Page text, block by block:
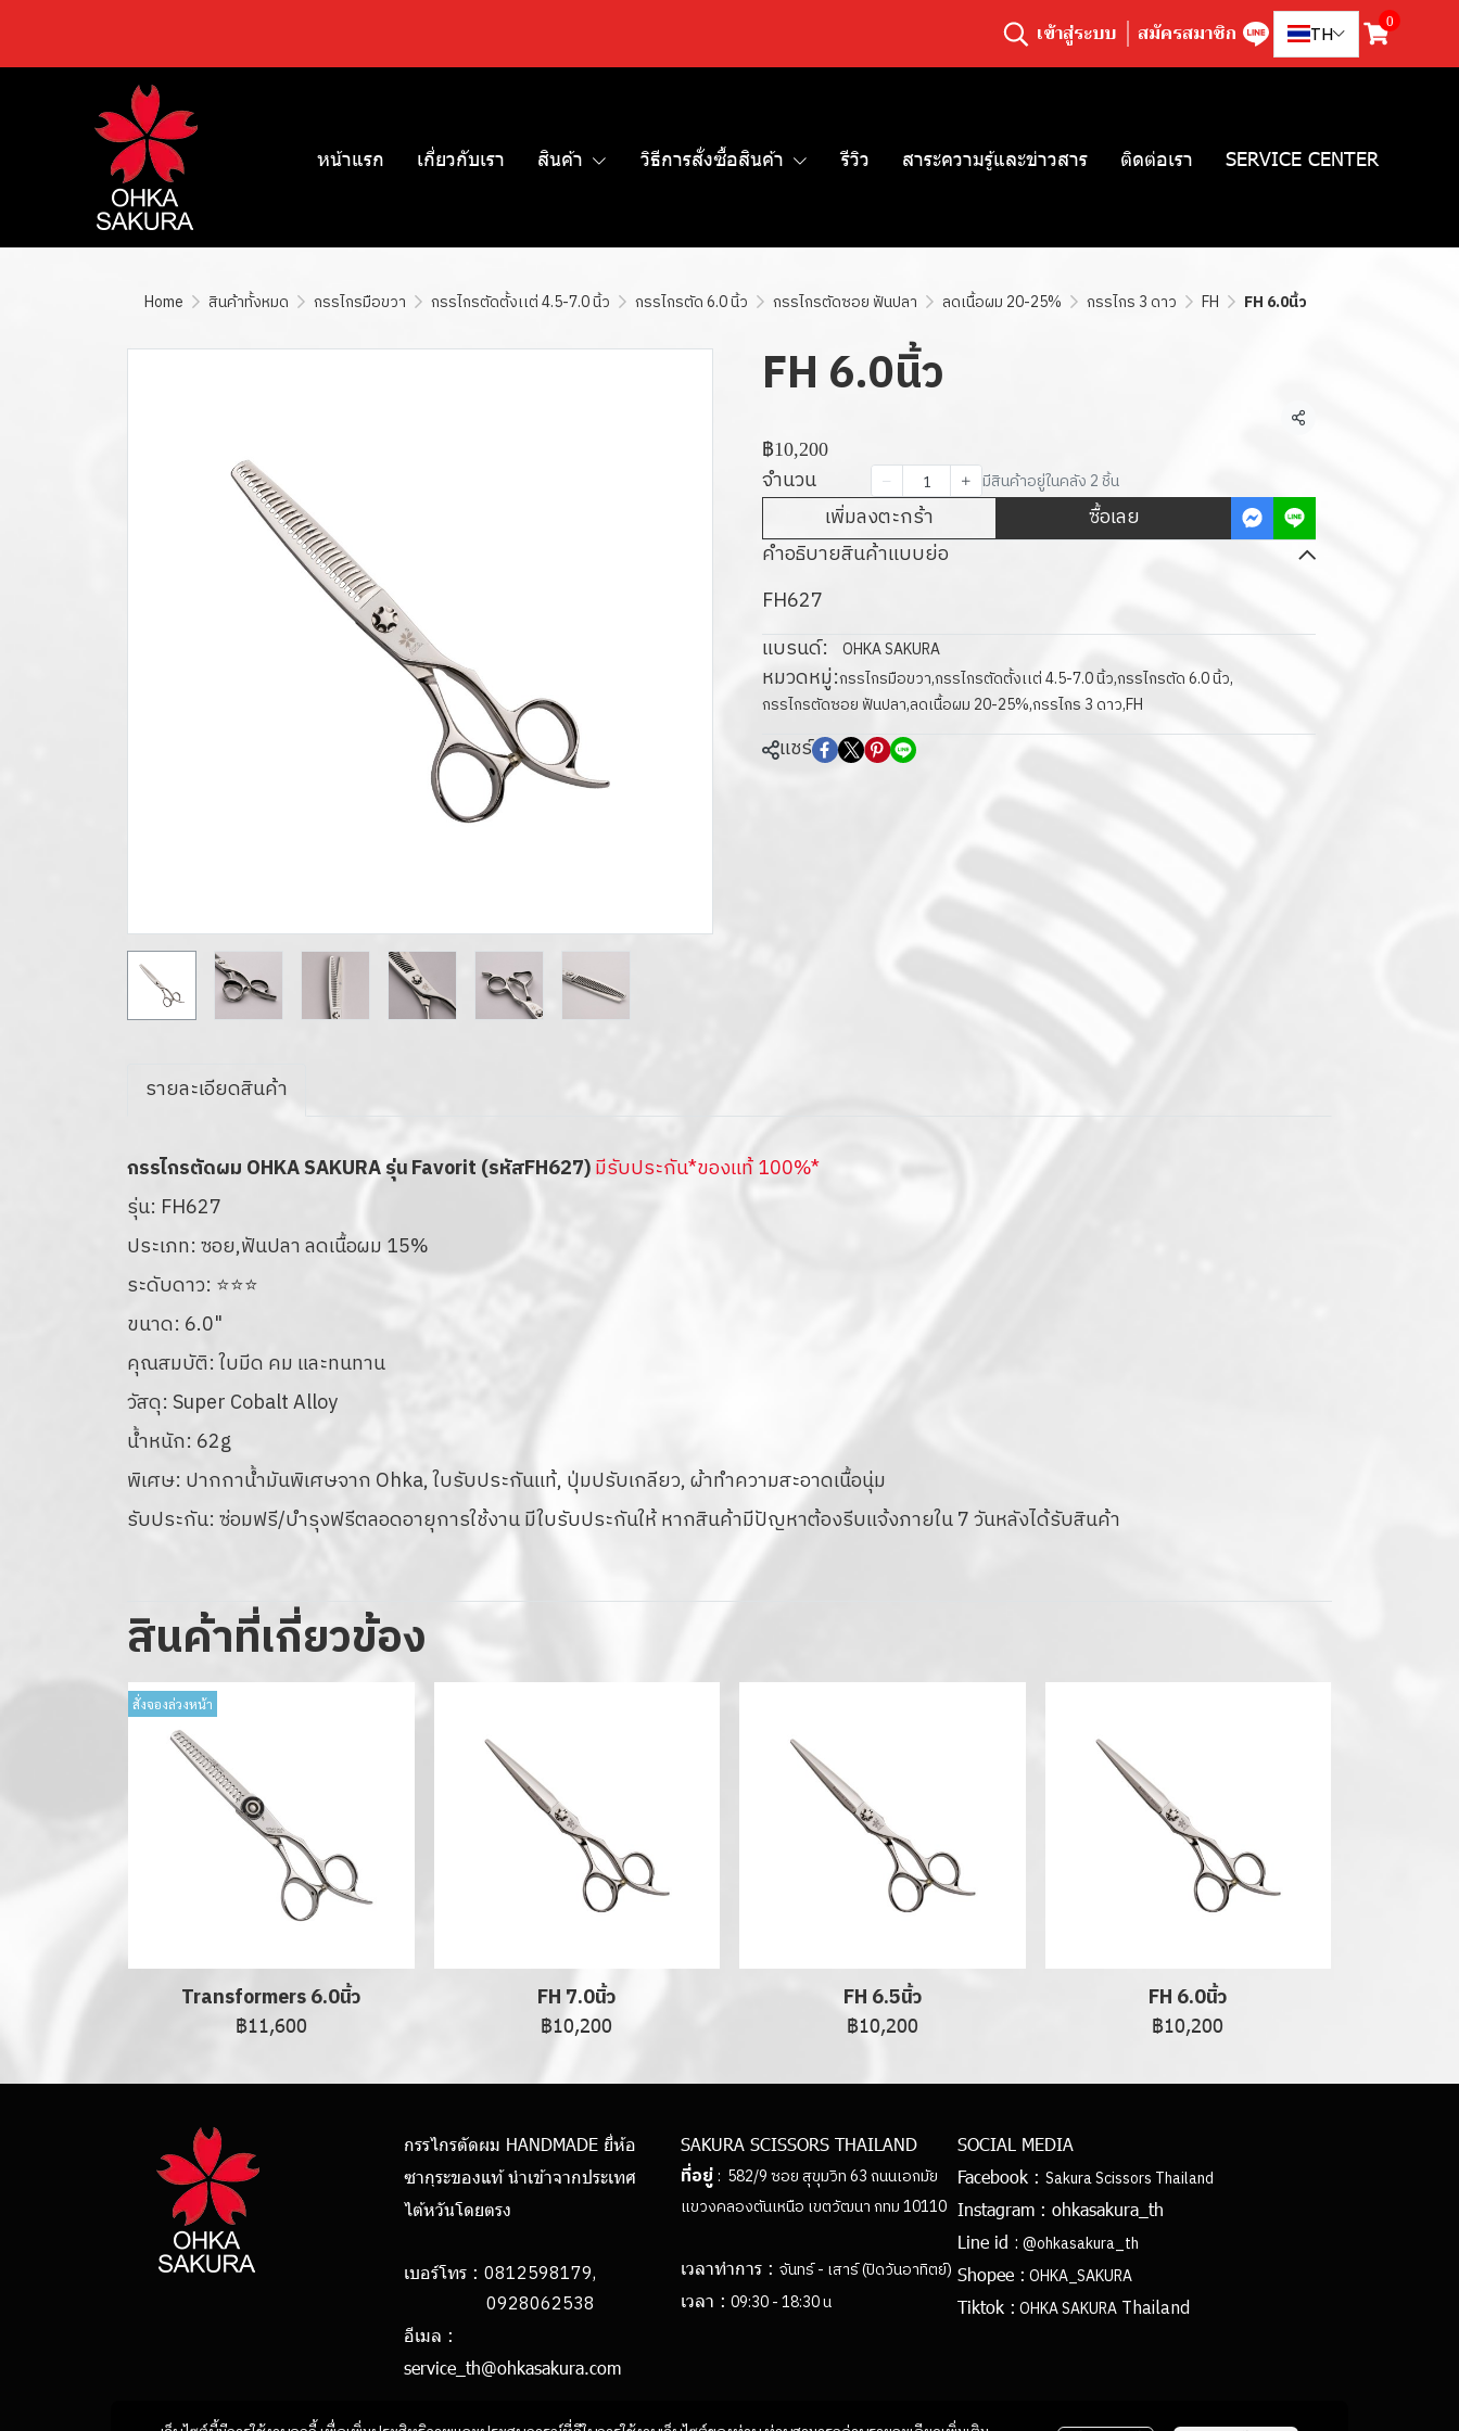
เข้าสู่ระบบ สมัครสมาชิก TH
0
หน้าแรก เกี่ยวกับเรา สินค้า วิธีการสั่งซื้อสินค้า รีวิว สาระความรู้และข่าวสาร ติดต่อเรา SERVICE CENTER
Home สินค้าทั้งหมด กรรไกรมือขวา กรรไกรตัดตั้งเเต่ 4.5-7.0 นิ้ว กรรไกรตัด 6.0 นิ้ว กรรไกรตัดซอย ฟันปลา ลดเนื้อผม 20-25% กรรไกร 3 ดาว FH FH 6.0นิ้ว
FH 6.0นิ้ว
แชร์
฿10,200
จำนวน มีสินค้าอยู่ในคลัง 2 ชิ้น
เพิ่มลงตะกร้า
ซื้อเลย
คำอธิบายสินค้าแบบย่อ
FH627
แบรนด์:
OHKA SAKURA
หมวดหมู่:กรรไกรมือขวา,กรรไกรตัดตั้งเเต่ 4.5-7.0 นิ้ว,กรรไกรตัด 6.0 นิ้ว,
กรรไกรตัดซอย ฟันปลา,ลดเนื้อผม 20-25%,กรรไกร 3 ดาว,FH
แชร์
รายละเอียดสินค้า
กรรไกรตัดผม OHKA SAKURA รุ่น Favorit (รหัสFH627)มีรับประกัน*ของแท้ 100%*
รุ่น: FH627
ประเภท: ซอย,ฟันปลา ลดเนื้อผม 15%
ระดับดาว: ⭐⭐⭐
ขนาด: 6.0"
คุณสมบัติ: ใบมีด คม และทนทาน
วัสดุ: Super Cobalt Alloy
น้ำหนัก: 62g
พิเศษ: ปากกาน้ำมันพิเศษจาก Ohka, ใบรับประกันแท้, ปุ่มปรับเกลียว, ผ้าทำความสะอาดเนื้อนุ่ม
รับประกัน: ซ่อมฟรี/บำรุงฟรีตลอดอายุการใช้งาน มีใบรับประกันให้ หากสินค้ามีปัญหาต้องรีบแจ้งภายใน 7 วันหลังได้รับสินค้า
สินค้าที่เกี่ยวข้อง
สั่งจองล่วงหน้า
Transformers 6.0นิ้ว
฿11,600
FH 7.0นิ้ว
฿10,200
FH 6.5นิ้ว
฿10,200
FH 6.0นิ้ว
฿10,200
กรรไกรตัดผม HANDMADE ยี่ห้อ
ซากุระของแท้ นำเข้าจากประเทศ
ไต้หวันโดยตรง
เบอร์โทร : 0812598179,
0928062538
อีเมล :
service_th@ohkasakura.com
SAKURA SCISSORS THAILAND
ที่อยู่: 582/9 ซอย สุขุมวิท 63 ถนนเอกมัย
แขวงคลองตันเหนือ เขตวัฒนา กทม 10110
เวลาทำการ : จันทร์ - เสาร์ (ปิดวันอาทิตย์)
เวลา : 09:30 - 18:30 น
SOCIAL MEDIA
Facebook : Sakura Scissors Thailand
Instagram : ohkasakura_th
Line id : @ohkasakura_th
Shopee : OHKA_SAKURA
Tiktok : OHKA SAKURA Thailand